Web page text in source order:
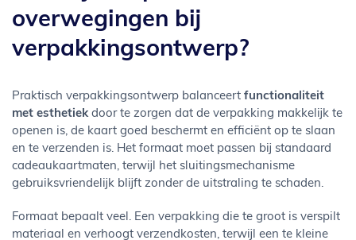
overwegingen bij
verpakkingsontwerp?
Praktisch verpakkingsontwerp balanceert functionaliteit
met esthetiekdoor te zorgen dat de verpakking makkelijk te
openen is, de kaart goed beschermt en efficiënt op te slaan
en te verzenden is. Het formaat moet passen bij standaard
cadeaukaartmaten, terwijl het sluitingsmechanisme
gebruiksvriendelijk blijft zonder de uitstraling te schaden.
Formaat bepaalt veel. Een verpakking die te groot is verspilt
materiaal en verhoogt verzendkosten, terwijl een te kleine